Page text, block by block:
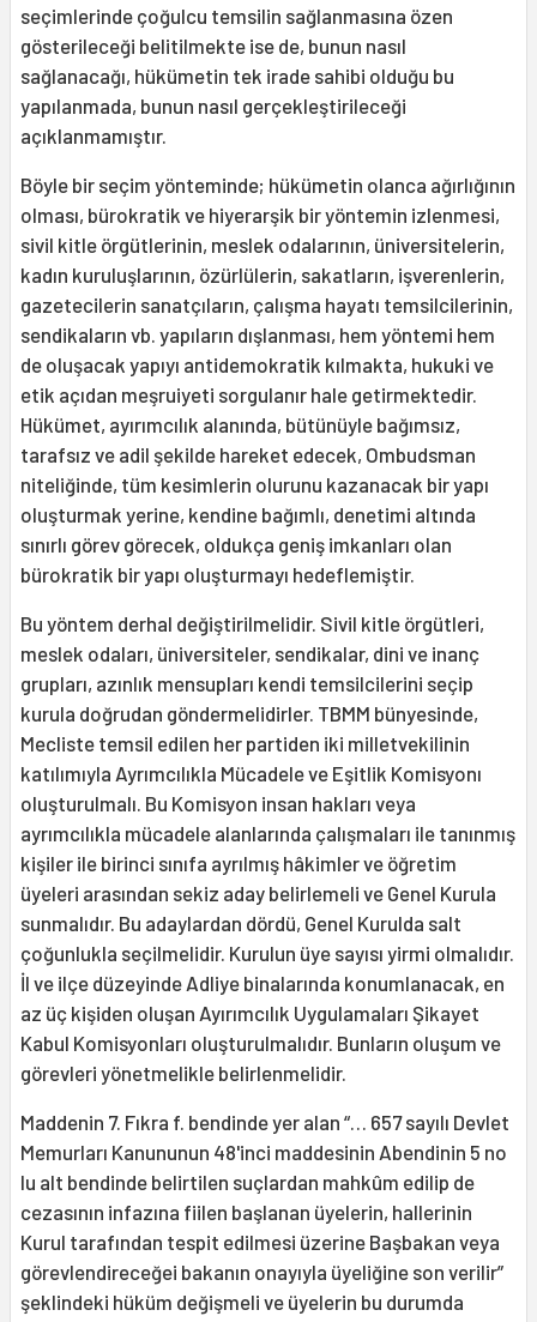
seçimlerinde çoğulcu temsilin sağlanmasına özen
gösterileceği belitilmekte ise de, bunun nasıl
sağlanacağı, hükümetin tek irade sahibi olduğu bu
yapılanmada, bunun nasıl gerçekleştirileceği
açıklanmamıştır.
Böyle bir seçim yönteminde; hükümetin olanca ağırlığının
olması, bürokratik ve hiyerarşik bir yöntemin izlenmesi,
sivil kitle örgütlerinin, meslek odalarının, üniversitelerin,
kadın kuruluşlarının, özürlülerin, sakatların, işverenlerin,
gazetecilerin sanatçıların, çalışma hayatı temsilcilerinin,
sendikaların vb. yapıların dışlanması, hem yöntemi hem
de oluşacak yapıyı antidemokratik kılmakta, hukuki ve
etik açıdan meşruiyeti sorgulanır hale getirmektedir.
Hükümet, ayırımcılık alanında, bütünüyle bağımsız,
tarafsız ve adil şekilde hareket edecek, Ombudsman
niteliğinde, tüm kesimlerin olurunu kazanacak bir yapı
oluşturmak yerine, kendine bağımlı, denetimi altında
sınırlı görev görecek, oldukça geniş imkanları olan
bürokratik bir yapı oluşturmayı hedeflemiştir.
Bu yöntem derhal değiştirilmelidir. Sivil kitle örgütleri,
meslek odaları, üniversiteler, sendikalar, dini ve inanç
grupları, azınlık mensupları kendi temsilcilerini seçip
kurula doğrudan göndermelidirler. TBMM bünyesinde,
Mecliste temsil edilen her partiden iki milletvekilinin
katılımıyla Ayrımcılıkla Mücadele ve Eşitlik Komisyonı
oluşturulmalı. Bu Komisyon insan hakları veya
ayrımcılıkla mücadele alanlarında çalışmaları ile tanınmış
kişiler ile birinci sınıfa ayrılmış hâkimler ve öğretim
üyeleri arasından sekiz aday belirlemeli ve Genel Kurula
sunmalıdır. Bu adaylardan dördü, Genel Kurulda salt
çoğunlukla seçilmelidir. Kurulun üye sayısı yirmi olmalıdır.
İl ve ilçe düzeyinde Adliye binalarında konumlanacak, en
az üç kişiden oluşan Ayırımcılık Uygulamaları Şikayet
Kabul Komisyonları oluşturulmalıdır. Bunların oluşum ve
görevleri yönetmelikle belirlenmelidir.
Maddenin 7. Fıkra f. bendinde yer alan “… 657 sayılı Devlet
Memurları Kanununun 48'inci maddesinin Abendinin 5 no
lu alt bendinde belirtilen suçlardan mahkûm edilip de
cezasının infazına fiilen başlanan üyelerin, hallerinin
Kurul tarafından tespit edilmesi üzerine Başbakan veya
görevlendireceğei bakanın onayıyla üyeliğine son verilir”
şeklindeki hüküm değişmeli ve üyelerin bu durumda